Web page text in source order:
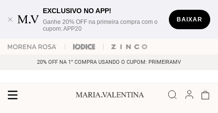
EXCLUSIVO NO APP!
Ganhe 20% OFF na primeira compra com o
cupom: APP20
BAIXAR
20% OFF NA 1° COMPRA USANDO O CUPOM: PRIMEIRAMV